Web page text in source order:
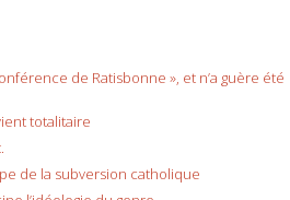
de Ratisbonne », et n’a guère été
totalitaire
de la subversion catholique